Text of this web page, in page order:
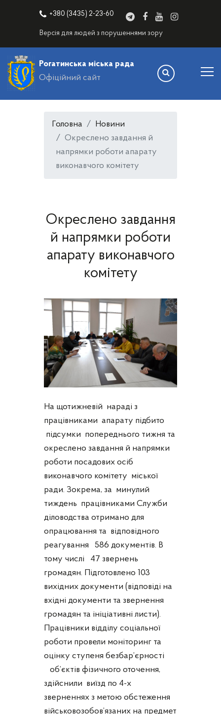
+380 (3435) 2-23-60
Версія для людей з порушеннями зору
Рогатинська міська рада
Офіційний сайт
Головна
Новини
Окреслено завдання й
напрямки роботи апарату
виконавчого комітету
Окреслено завдання
й напрямки роботи
апарату виконавчого
комітету
На щотижневій нараді з
працівниками апарату підбито
підсумки попереднього тижня та
окреслено завдання й напрямки
роботи посадових осіб
виконавчого комітету міської
ради. Зокрема, за минулий
тиждень працівниками Служби
діловодства отримано для
опрацювання та відповідного
реагування 586 документів. В
тому числі 47 звернень
громадян. Підготовлено 103
вихідних документи (відповіді на
вхідні документи та звернення
громадян та ініціативні листи).
Працівники відділу соціальної
роботи провели моніторинг та
оцінку ступеня безбар’єрності
об’єктів фізичного оточення,
здійснили виїзд по 4-х
зверненнях з метою обстеження
військовозобов’язаних на предмет